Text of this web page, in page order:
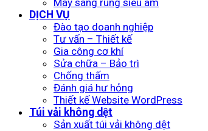
DỊCH VỤ
Đào tạo doanh nghiệp
Tư vấn – Thiết kế
Gia công cơ khí
Sửa chữa – Bảo trì
Chống thấm
Đánh giá hư hỏng
Thiết kế Website WordPress
Túi vải không dệt
Sản xuất túi vải không dệt